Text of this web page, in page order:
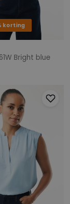
korting
Bright blue